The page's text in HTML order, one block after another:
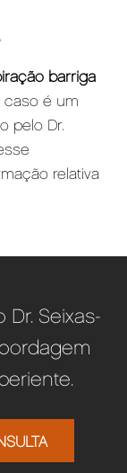
barriga
caso é um
pelo Dr.
relativa
Dr. Seixas-